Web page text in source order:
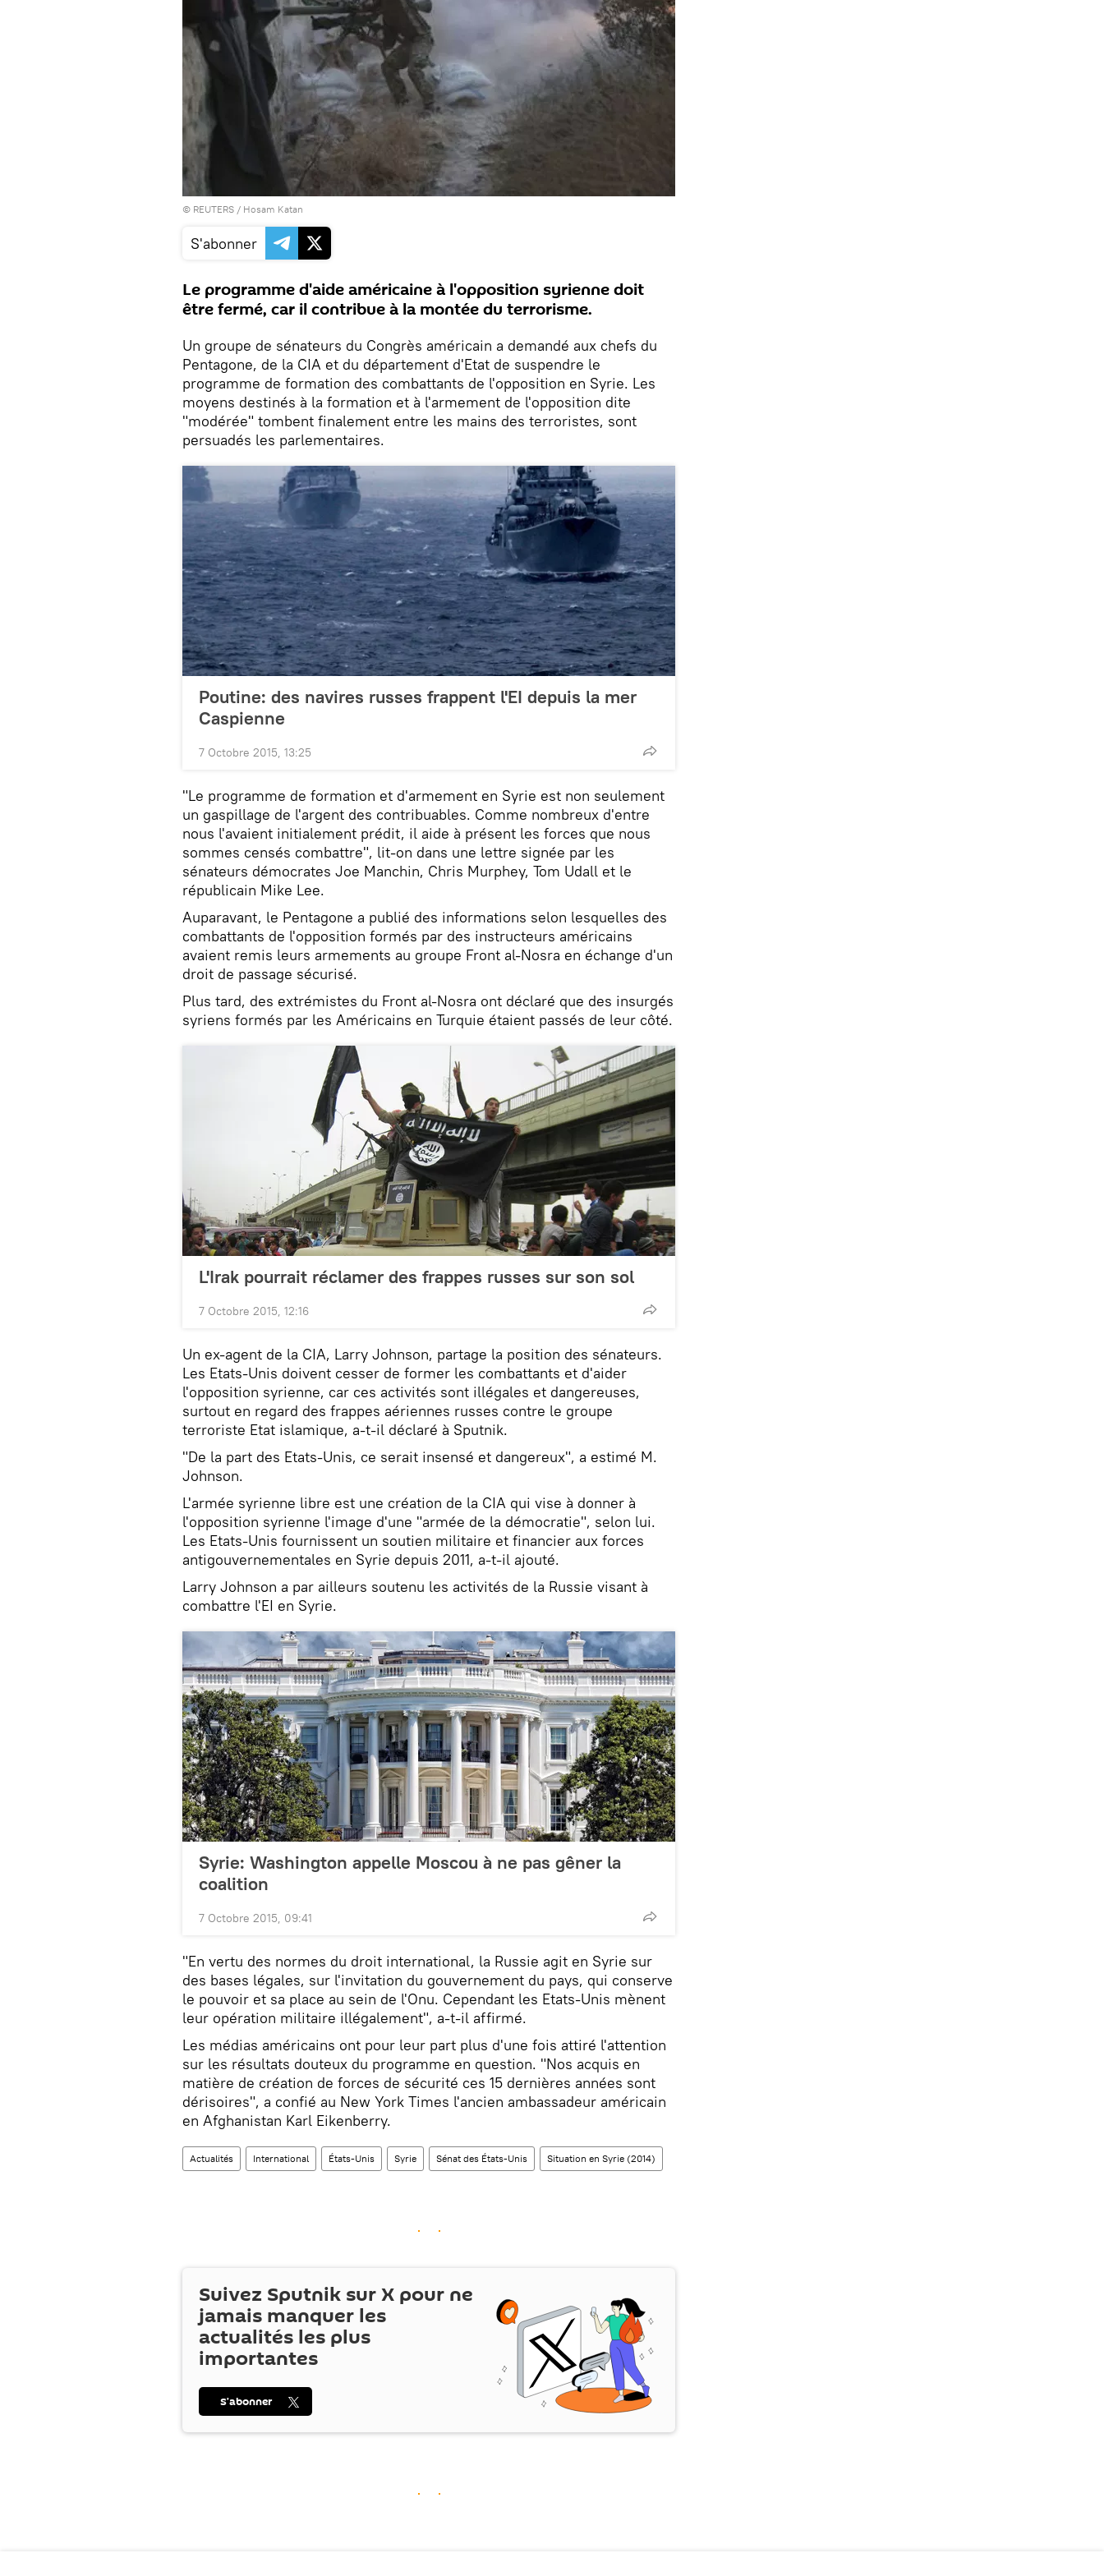
© REUTERS / Hosam Katan
S'abonner
Le programme d'aide américaine à l'opposition syrienne doit
être fermé, car il contribue à la montée du terrorisme.
Un groupe de sénateurs du Congrès américain a demandé aux chefs du
Pentagone, de la CIA et du département d'Etat de suspendre le
programme de formation des combattants de l'opposition en Syrie. Les
moyens destinés à la formation et à l'armement de l'opposition dite
"modérée" tombent finalement entre les mains des terroristes, sont
persuadés les parlementaires.
Poutine: des navires russes frappent l'EI depuis la mer
Caspienne
7 Octobre 2015, 13:25
"Le programme de formation et d'armement en Syrie est non seulement
un gaspillage de l'argent des contribuables. Comme nombreux d'entre
nous l'avaient initialement prédit, il aide à présent les forces que nous
sommes censés combattre", lit-on dans une lettre signée par les
sénateurs démocrates Joe Manchin, Chris Murphey, Tom Udall et le
républicain Mike Lee.
Auparavant, le Pentagone a publié des informations selon lesquelles des
combattants de l'opposition formés par des instructeurs américains
avaient remis leurs armements au groupe Front al-Nosra en échange d'un
droit de passage sécurisé.
Plus tard, des extrémistes du Front al-Nosra ont déclaré que des insurgés
syriens formés par les Américains en Turquie étaient passés de leur côté.
L'Irak pourrait réclamer des frappes russes sur son sol
7 Octobre 2015, 12:16
Un ex-agent de la CIA, Larry Johnson, partage la position des sénateurs.
Les Etats-Unis doivent cesser de former les combattants et d'aider
l'opposition syrienne, car ces activités sont illégales et dangereuses,
surtout en regard des frappes aériennes russes contre le groupe
terroriste Etat islamique, a-t-il déclaré à Sputnik.
"De la part des Etats-Unis, ce serait insensé et dangereux", a estimé M.
Johnson.
L'armée syrienne libre est une création de la CIA qui vise à donner à
l'opposition syrienne l'image d'une "armée de la démocratie", selon lui.
Les Etats-Unis fournissent un soutien militaire et financier aux forces
antigouvernementales en Syrie depuis 2011, a-t-il ajouté.
Larry Johnson a par ailleurs soutenu les activités de la Russie visant à
combattre l'EI en Syrie.
Syrie: Washington appelle Moscou à ne pas gêner la
coalition
7 Octobre 2015, 09:41
"En vertu des normes du droit international, la Russie agit en Syrie sur
des bases légales, sur l'invitation du gouvernement du pays, qui conserve
le pouvoir et sa place au sein de l'Onu. Cependant les Etats-Unis mènent
leur opération militaire illégalement", a-t-il affirmé.
Les médias américains ont pour leur part plus d'une fois attiré l'attention
sur les résultats douteux du programme en question. "Nos acquis en
matière de création de forces de sécurité ces 15 dernières années sont
dérisoires", a confié au New York Times l'ancien ambassadeur américain
en Afghanistan Karl Eikenberry.
Actualités International États-Unis Syrie Sénat des États-Unis Situation en Syrie (2014)
Suivez Sputnik surX pour ne
jamais manquer les
actualités les plus
importantes
S’abonner